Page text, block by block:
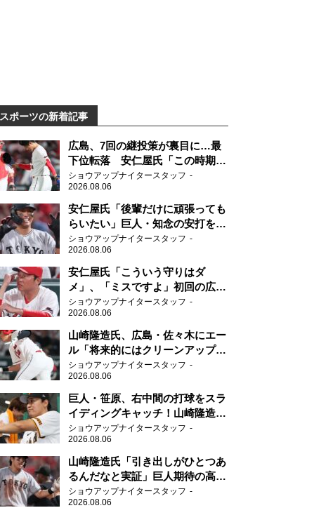
スポーツの新着記事
広島、7回の継投策が裏目に…最
下位転落 安仁屋氏「この時期に
来て勉強はない」
ショウアップナイタースタッフ
2026.08.06
安仁屋氏「後輩だけに頑張っても
らいたい」巨人・知念の安打を喜
ぶ
ショウアップナイタースタッフ
2026.08.06
安仁屋氏「こういう守りはダ
メ」、「ミスですよ」初回の広島
の守備に苦言
ショウアップナイタースタッフ
2026.08.06
山崎隆造氏、広島・佐々木にエー
ル「将来的にはクリーンアップを
任せられるくらいまでは成長し
て」
ショウアップナイタースタッフ
2026.08.06
巨人・笹原、右中間の打球をスラ
イディングキャッチ！山崎隆造氏
「一歩でも遅れたら…」
ショウアップナイタースタッフ
2026.08.06
山崎隆造氏「引き出しがひとつあ
るんだなと実証」巨人期待の高卒
2年目が技あり安打
ショウアップナイタースタッフ
2026.08.06